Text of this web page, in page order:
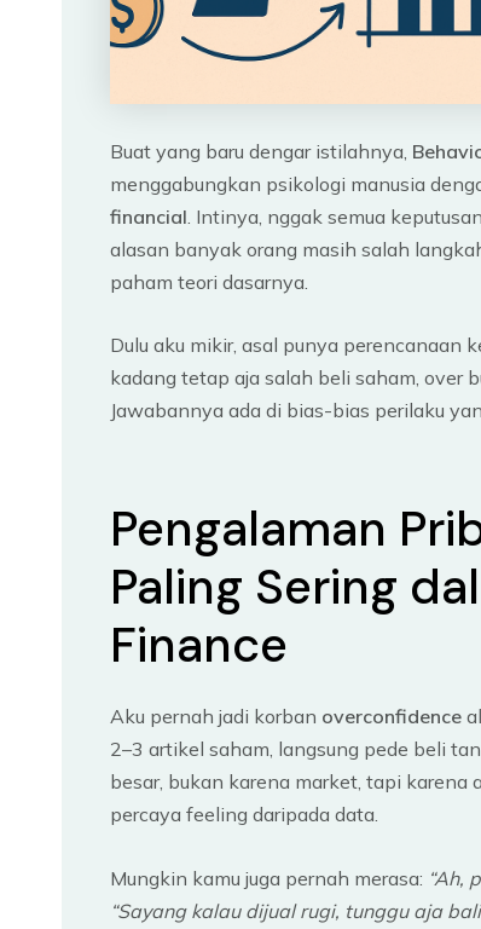
Buat yang baru dengar istilahnya,
menggabungkan psikologi manusia
financial . Intinya, nggak semua
alasan banyak orang masih salah
paham teori dasarnya.
Dulu aku mikir, asal punya perencanaan
kadang tetap aja salah beli saham, over
Jawabannya ada di bias-bias perilaku
Pengalaman
Paling Sering
Finance
Aku pernah jadi korban overconfidence
2–3 artikel saham, langsung pede beli
besar, bukan karena market, tapi
percaya feeling daripada data.
Mungkin kamu juga pernah merasa: “Ah,
“Sayang kalau dijual rugi, tunggu aja